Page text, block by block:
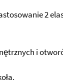
2
i